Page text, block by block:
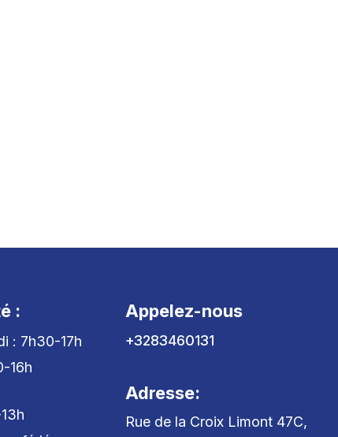
:
: 7h30-17h
16h
Appelez-nous
+3283460131
Adresse:
Rue de la Croix Limont 47C,